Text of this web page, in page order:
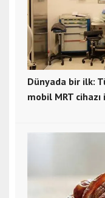
Dünyada bir ilk:
mobil MRT